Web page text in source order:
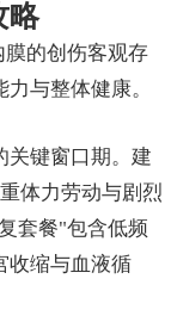
略
的创伤客观存
与整体健康。
关键窗口期。建
体力劳动与剧烈
套餐"包含低频
收缩与血液循